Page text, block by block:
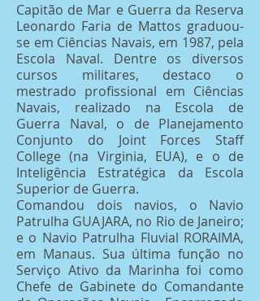
Capitão de Mar e Guerra da Reserva
Leonardo Faria de Mattos graduou-
se em Ciências Navais, em 1987, pela
Escola Naval. Dentre os diversos
cursos militares, destaco o
mestrado profissional em Ciências
Navais, realizado na Escola de
Guerra Naval, o de Planejamento
Conjunto do Joint Forces Staff
College (na Virginia, EUA), e o de
Inteligência Estratégica da Escola
Superior de Guerra.
Comandou dois navios, o Navio
Patrulha GUAJARA, no Rio de Janeiro;
e o Navio Patrulha Fluvial RORAIMA,
em Manaus. Sua última função no
Serviço Ativo da Marinha foi como
Chefe de Gabinete do Comandante